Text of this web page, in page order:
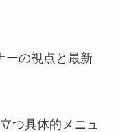
ーの視点と最新
つ具体的メニュ